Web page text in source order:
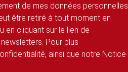
de mes données personnelles
être retiré à tout moment en
en cliquant sur le lien de
Pour plus
ainsi que notre Notice